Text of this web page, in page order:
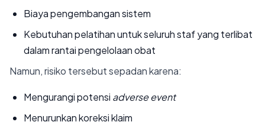
Biaya pengembangan sistem
Kebutuhan pelatihan untuk seluruh staf yang terlibat
dalam rantai pengelolaan obat
Namun, risiko tersebut sepadan karena:
Mengurangi potensi adverse event
Menurunkan koreksi klaim